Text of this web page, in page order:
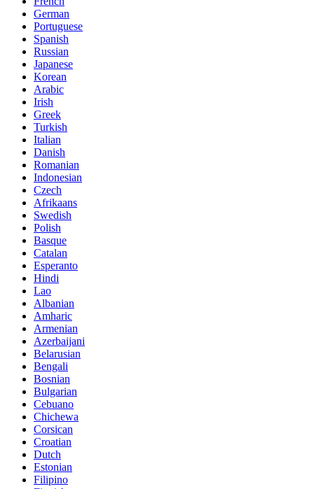
German
Portuguese
Spanish
Russian
Japanese
Korean
Arabic
Irish
Greek
Turkish
Italian
Danish
Romanian
Indonesian
Czech
Afrikaans
Swedish
Polish
Basque
Catalan
Esperanto
Hindi
Lao
Albanian
Amharic
Armenian
Azerbaijani
Belarusian
Bengali
Bosnian
Bulgarian
Cebuano
Chichewa
Corsican
Croatian
Dutch
Estonian
Filipino